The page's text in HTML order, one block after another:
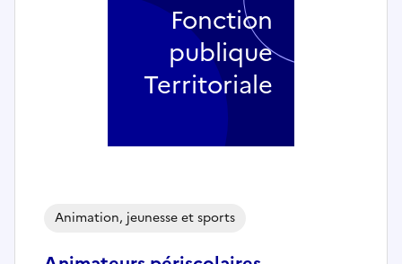
Animation, jeunesse et sports
Fonction
publique
Territoriale